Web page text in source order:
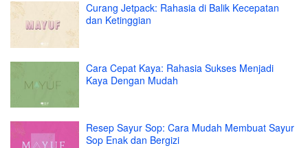
Curang Jetpack: Rahasia di Balik Kecepatan
dan Ketinggian
Cara Cepat Kaya: Rahasia Sukses Menjadi
Kaya Dengan Mudah
Resep Sayur Sop: Cara Mudah Membuat Sayur
Sop Enak dan Bergizi